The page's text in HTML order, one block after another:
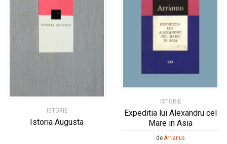
ISTORIE
Istoria Augusta
ISTORIE
Expeditia lui Alexandru cel
Mare in Asia
de Arrianus